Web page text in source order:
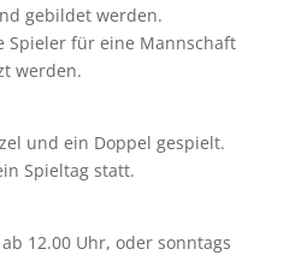
gebildet werden.
Spieler für eine Mannschaft
werden.
und ein Doppel gespielt.
Spieltag statt.
12.00 Uhr, oder sonntags